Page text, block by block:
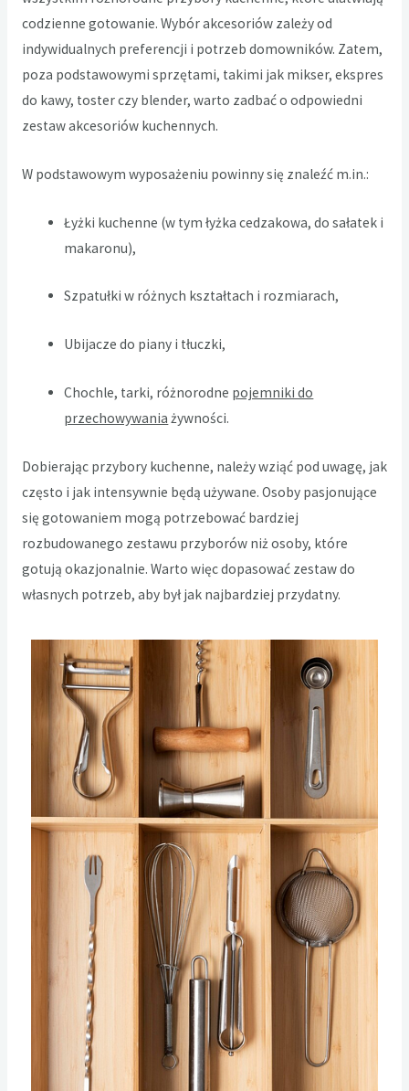
codzienne gotowanie. Wybór akcesoriów zależy od
indywidualnych preferencji i potrzeb domowników. Zatem,
poza podstawowymi sprzętami, takimi jak mikser, ekspres
do kawy, toster czy blender, warto zadbać o odpowiedni
zestaw akcesoriów kuchennych.
W podstawowym wyposażeniu powinny się znaleźć m.in.:
Łyżki kuchenne (w tym łyżka cedzakowa, do sałatek i
makaronu),
Szpatułki w różnych kształtach i rozmiarach,
Ubijacze do piany i tłuczki,
Chochle, tarki, różnorodne pojemniki do
przechowywania żywności.
Dobierając przybory kuchenne, należy wziąć pod uwagę, jak
często i jak intensywnie będą używane. Osoby pasjonujące
się gotowaniem mogą potrzebować bardziej
rozbudowanego zestawu przyborów niż osoby, które
gotują okazjonalnie. Warto więc dopasować zestaw do
własnych potrzeb, aby był jak najbardziej przydatny.